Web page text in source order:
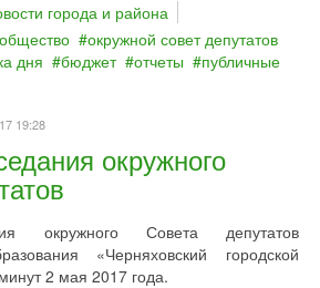
города и района
общество
окружной совет депутатов
дня бюджет отчеты
публичные
19:28
окружного
окружного Совета депутатов
«Черняховский городской
2 мая 2017 года.